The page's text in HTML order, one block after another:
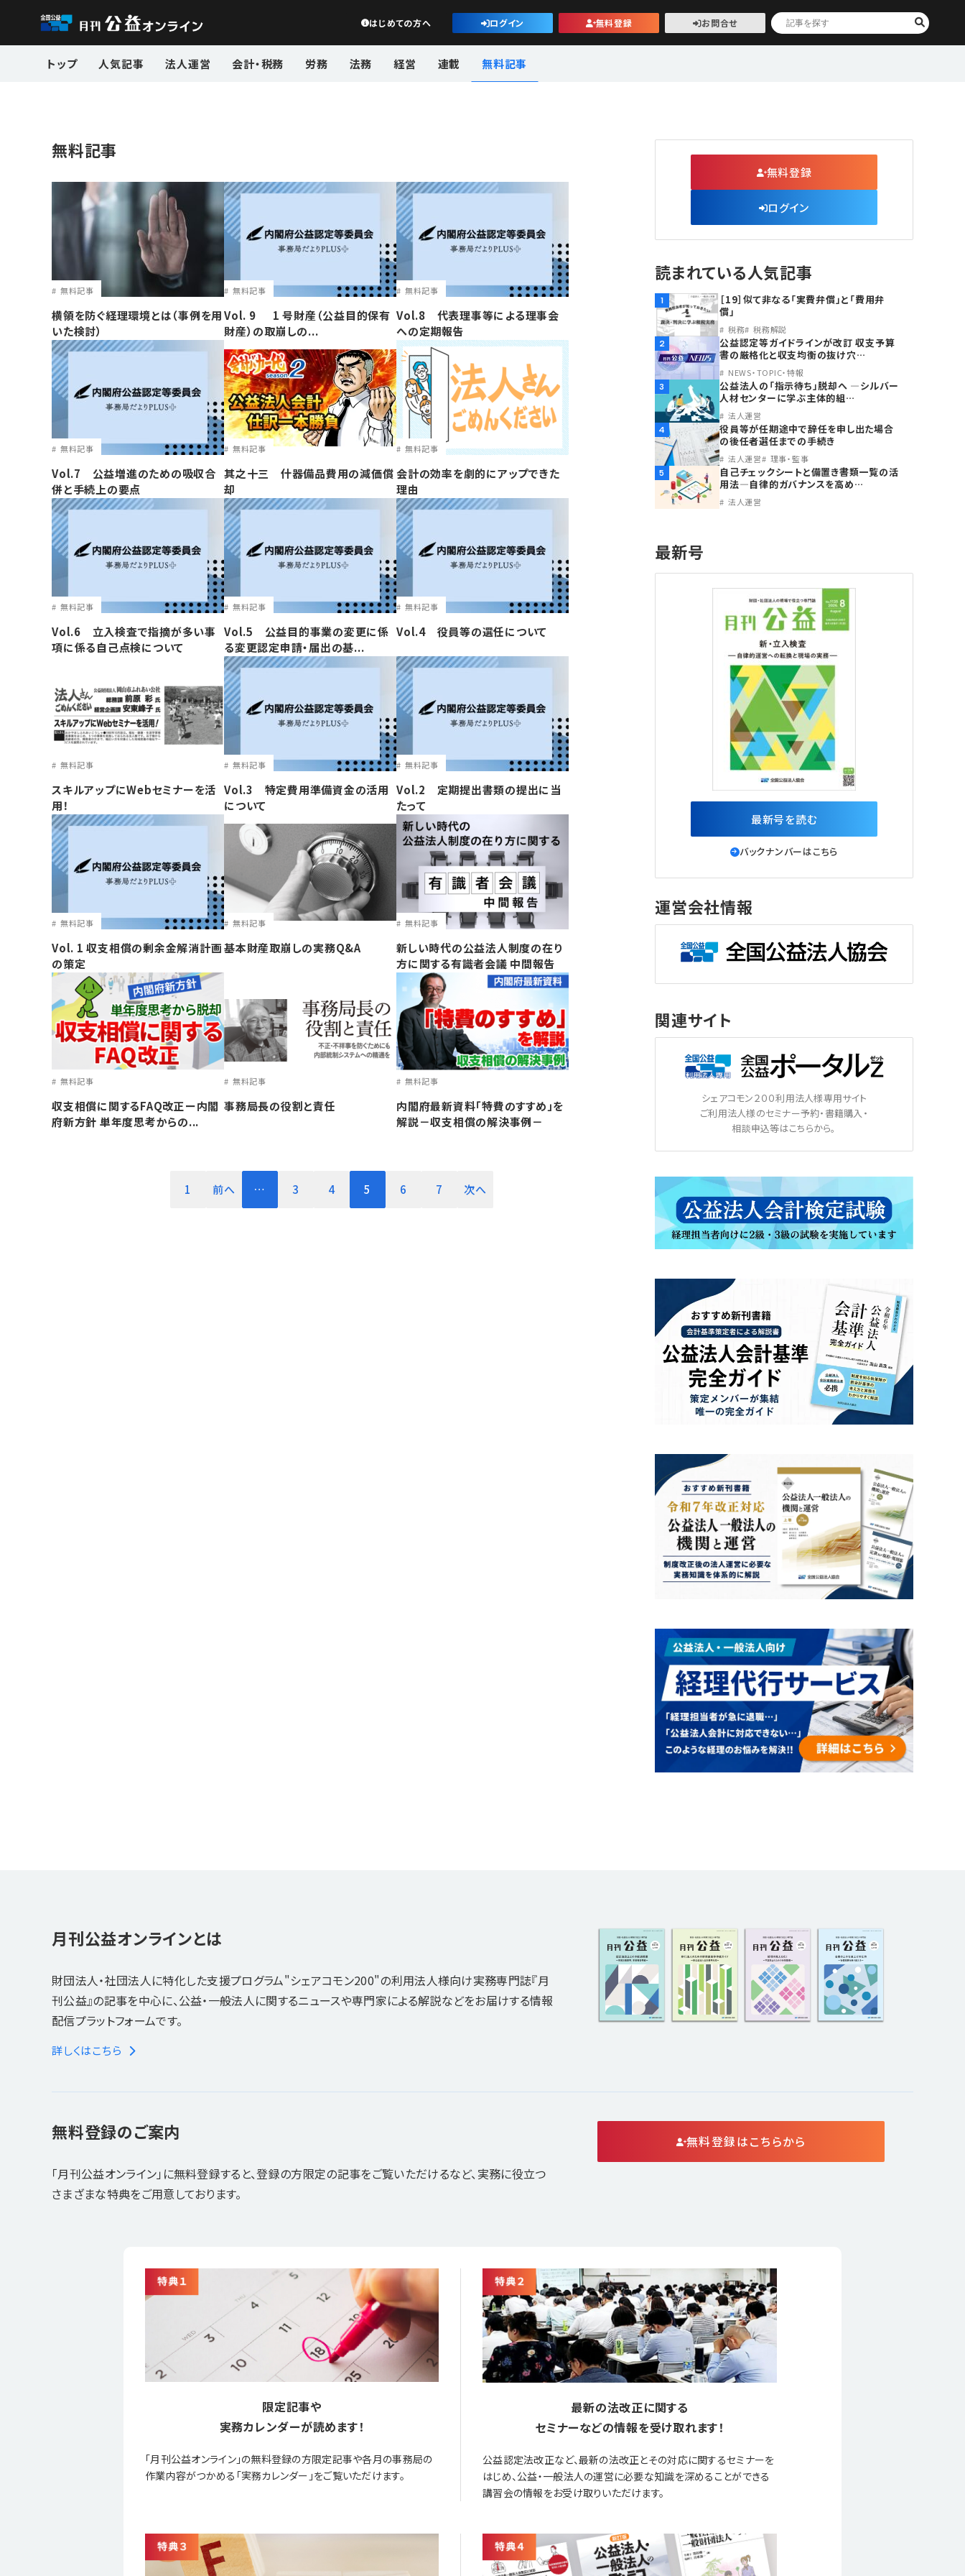
公益・一般法人オンライン
はじめての方へ ログイン 無料登録 お問合せ
トップ 人気記事 法人運営 会計・税務 労務 法務 経営 連載 無料記事
無料記事
無料記事
横領を防ぐ経理環境とは（事例を用
いた検討）
無料記事
Vol. 9 1 号財産（公益目的保有
財産）の取崩しの...
無料記事
Vol.8 代表理事等による理事会
への定期報告
無料記事
Vol.7 公益増進のための吸収合
併と手続上の要点
無料記事
其之十三 什器備品費用の減価償
却
無料記事
会計の効率を劇的にアップできた
理由
無料記事
Vol.6 立入検査で指摘が多い事
項に係る自己点検について
無料記事
Vol.5 公益目的事業の変更に係
る変更認定申請・届出の基...
無料記事
Vol.4 役員等の選任について
無料記事
スキルアップにWebセミナーを活
用！
無料記事
Vol.3 特定費用準備資金の活用
について
無料記事
Vol.2 定期提出書類の提出に当
たって
無料記事
Vol. 1 収支相償の剰余金解消計画
の策定
無料記事
基本財産取崩しの実務Q&A
無料記事
新しい時代の公益法人制度の在り
方に関する有識者会議 中間報告
無料記事
収支相償に関するFAQ改正ー内閣
府新方針 単年度思考からの...
無料記事
事務局長の役割と責任
無料記事
内閣府最新資料「特費のすすめ」を
解説－収支相償の解決事例－
1 前へ … 3 4 5 6 7 次へ
無料登録
ログイン
読まれている人気記事
1
［19］似て非なる「実費弁償」と「費用弁
償」
税務 税務解説
2
公益認定等ガイドラインが改訂 収支予算
書の厳格化と収支均衡の抜け穴…
NEWS・TOPIC・特報
3
公益法人の「指示待ち」脱却へ ―シルバー
人材センターに学ぶ主体的組…
法人運営
4
役員等が任期途中で辞任を申し出た場合
の後任者選任までの手続き
法人運営 理事・監事
5
自己チェックシートと備置き書類一覧の活
用法―自律的ガバナンスを高め…
法人運営
最新号
最新号を読む
バックナンバーはこちら
運営会社情報
関連サイト
シェアコモン２００利用法人様専用サイト
ご利用法人様のセミナー予約・書籍購入・
相談申込等はこちらから。
月刊公益オンラインとは
財団法人・社団法人に特化した支援プログラム"シェアコモン200"の利用法人様向け実務専門誌『月
刊公益』の記事を中心に、公益・一般法人に関するニュースや専門家による解説などをお届けする情報
配信プラットフォームです。
詳しくはこちら
無料登録のご案内
「月刊公益オンライン」に無料登録すると、登録の方限定の記事をご覧いただけるなど、実務に役立つ
さまざまな特典をご用意しております。
無料登録はこちらから
限定記事や
実務カレンダーが読めます！
「月刊公益オンライン」の無料登録の方限定記事や各月の事務局の
作業内容がつかめる「実務カレンダー」をご覧いただけます。
最新の法改正に関する
セミナーなどの情報を受け取れます！
公益認定法改正など、最新の法改正とその対応に関するセミナーを
はじめ、公益・一般法人の運営に必要な知識を深めることができる
講習会の情報をお受け取りいただけます。